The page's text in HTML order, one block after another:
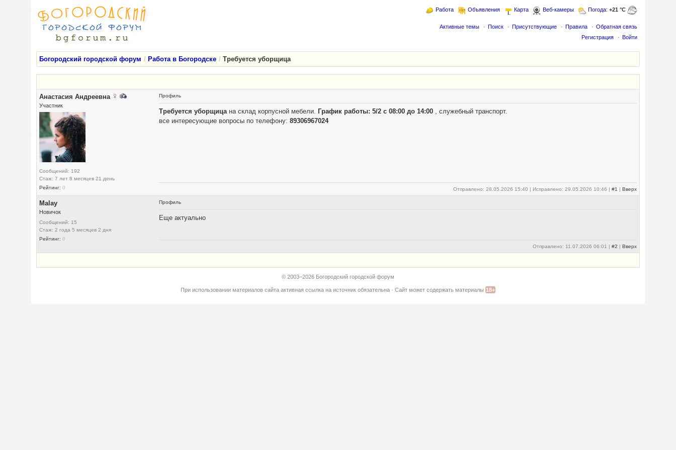
Работа Объявления Карта Веб-камеры Погода: +21 °C
Активные темы Поиск Присутствующие Правила
Обратная связь
Регистрация
Войти
Богородский городской форум Работа в Богородске Требуется уборщица
Анастасия Андреевна
Участник
Сообщений: 192
Стаж: 7 лет 8 месяцев 21 день
Рейтинг: 0
Профиль
Требуется уборщицана склад корпусной мебели. График работы: 5/2 с 08:00 до 14:00 , служебный транспорт.
все интересующие вопросы по телефону: 89306967024
Отправлено: 28.05.2026 15:40 | Исправлено: 29.05.2026 10:46 | #1 | Вверх
Malay
Новичок
Сообщений: 15
Стаж: 2 года 5 месяцев 2 дня
Рейтинг: 0
Профиль
Еще актуально
Отправлено: 11.07.2026 06:01 | #2 | Вверх
© 2003–2026 Богородский городской форум
При использовании материалов сайта активная ссылка на источник обязательна · Сайт может содержать материалы 18+